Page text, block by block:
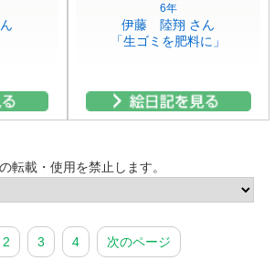
6年
伊藤 陸翔 さん
「生ゴミを肥料に」
転載・使用を禁止します。
2 3 4 次のページ